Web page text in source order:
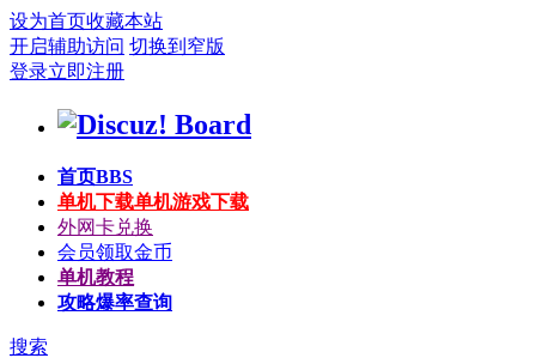
设为首页收藏本站
开启辅助访问 切换到窄版
登录立即注册
首页BBS
单机下载单机游戏下载
外网卡兑换
会员领取金币
单机教程
攻略爆率查询
搜索